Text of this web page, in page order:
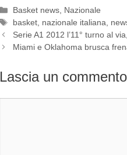
Categorie
Basket news, Nazionale
Tag
basket, nazionale italiana,
Serie A1 2012 l’11° turno al
Miami e Oklahoma brusca
Lascia un commento